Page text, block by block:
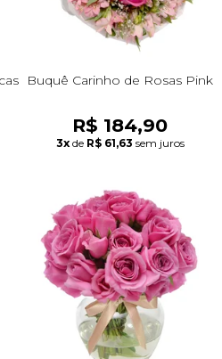
Buquê Carinho de Rosas Pink
R$ 184,90
3x de R$ 61,63 sem juros